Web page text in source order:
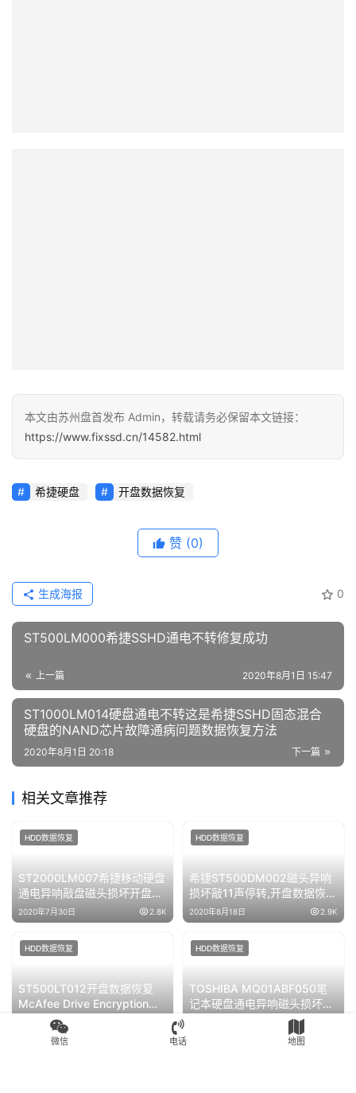
本文由苏州盘首发布 Admin，转载请务必保留本文链接：
https://www.fixssd.cn/14582.html
希捷硬盘 开盘数据恢复
赞 (0)
0
生成海报
ST500LM000希捷SSHD通电不转修复成功
上一篇 2020年8月1日 15:47
ST1000LM014硬盘通电不转这是希捷SSHD固态混合
硬盘的NAND芯片故障通病问题数据恢复方法
下一篇
2020年8月1日 20:18
相关文章推荐
ST2000LM007希捷移动硬盘
通电异响敲盘磁头损坏开盘数
据恢复成功
2020年7月30日 2.8K
HDD数据恢复
希捷ST500DM002磁头异响
损坏敲11声停转,开盘数据恢复
成功
2020年8月18日 2.9K
HDD数据恢复
ST500LT012开盘数据恢复
McAfee Drive Encryption磁
盘加密数据恢复完美成功
2020年8月1日
HDD数据恢复
TOSHIBA MQ01ABF050笔
记本硬盘通电异响磁头损坏开
HDD数据恢复
微信 电话 地图